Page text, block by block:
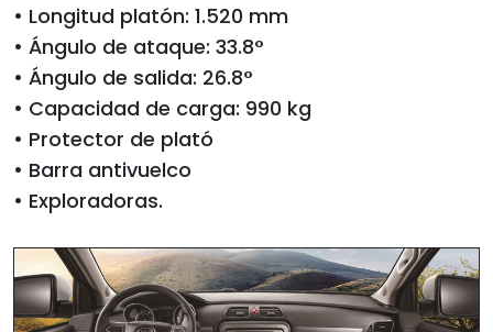
• Longitud platón: 1.520 mm
• Ángulo de ataque: 33.8°
• Ángulo de salida: 26.8°
• Capacidad de carga: 990 kg
• Protector de plató
• Barra antivuelco
• Exploradoras.